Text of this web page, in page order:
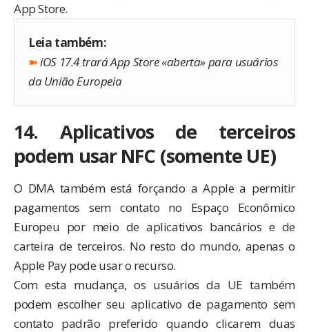
App Store.
Leia também:
➽iOS 17.4 trará App Store «aberta» para usuários
da União Europeia
14. Aplicativos de terceiros
podem usar NFC (somente UE)
O DMA também está forçando a Apple a permitir
pagamentos sem contato no Espaço Econômico
Europeu por meio de aplicativos bancários e de
carteira de terceiros. No resto do mundo, apenas o
Apple Pay pode usar o recurso.
Com esta mudança, os usuários da UE também
podem escolher seu aplicativo de pagamento sem
contato padrão preferido quando clicarem duas